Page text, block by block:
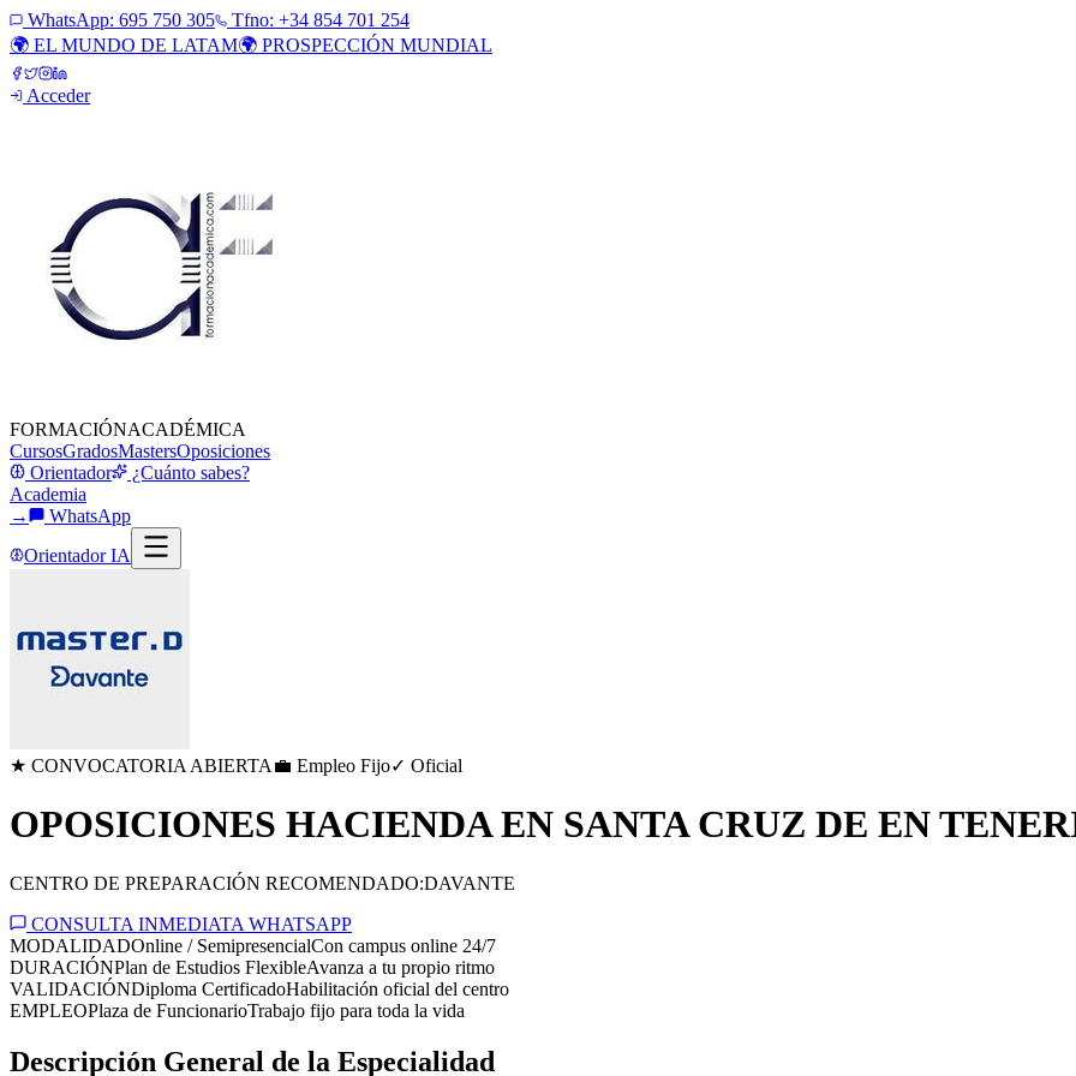
WhatsApp: 695 750 305
Tfno: +34 854 701 254
🌍 EL MUNDO DE LATAM🌍 PROSPECCIÓN MUNDIAL
Acceder
FORMACIÓNACADÉMICA
CursosGradosMastersOposiciones
Orientador
¿Cuánto sabes?
Academia
→
WhatsApp
Orientador IA
★ CONVOCATORIA ABIERTA 💼 Empleo Fijo✓ Oficial
OPOSICIONES HACIENDA EN SANTA CRUZ DE EN
CENTRO DE PREPARACIÓN RECOMENDADO:DAVANTE
CONSULTA INMEDIATA WHATSAPP
MODALIDADOnline / SemipresencialCon campus online 24/7
DURACIÓNPlan de Estudios FlexibleAvanza a tu propio ritmo
VALIDACIÓNDiploma CertificadoHabilitación oficial del centro
EMPLEOPlaza de FuncionarioTrabajo fijo para toda la vida
Descripción General de la Especialidad